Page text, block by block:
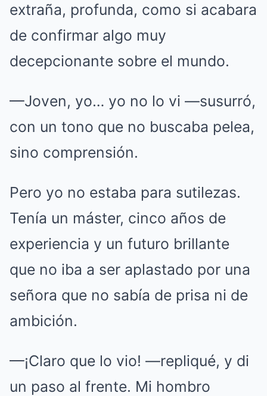
extraña, profunda, como si acabara
de confirmar algo muy
decepcionante sobre el mundo.
—Joven, yo… yo no lo vi —susurró,
con un tono que no buscaba pelea,
sino comprensión.
Pero yo no estaba para sutilezas.
Tenía un máster, cinco años de
experiencia y un futuro brillante
que no iba a ser aplastado por una
señora que no sabía de prisa ni de
ambición.
—¡Claro que lo vio! —repliqué, y di
un paso al frente. Mi hombro